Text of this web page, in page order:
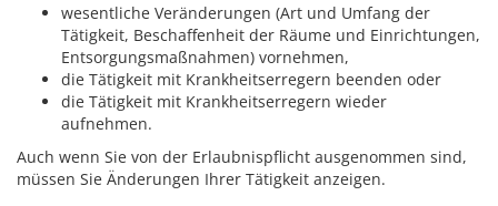
wesentliche Veränderungen (Art und Umfang der
Tätigkeit, Beschaffenheit der Räume und Einrichtungen,
Entsorgungsmaßnahmen) vornehmen,
die Tätigkeit mit Krankheitserregern beenden oder
die Tätigkeit mit Krankheitserregern wieder
aufnehmen.
Auch wenn Sie von der Erlaubnispflicht ausgenommen sind,
müssen Sie Änderungen Ihrer Tätigkeit anzeigen.